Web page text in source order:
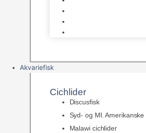
Akvariefisk
Cichlider
Discusfisk
Syd- og Ml.
Malawi cichlider